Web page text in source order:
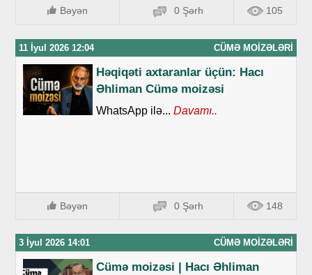
Bəyən 0 Şərh 105
11 İyul 2026 12:04 CÜMƏ MOIZƏLƏRI
Həqiqəti axtaranlar üçün: Hacı
Əhliman Cümə moizəsi
WhatsApp ilə... Davamı..
Bəyən 0 Şərh 148
3 İyul 2026 14:01 CÜMƏ MOIZƏLƏRI
Cümə moizəsi | Hacı Əhliman